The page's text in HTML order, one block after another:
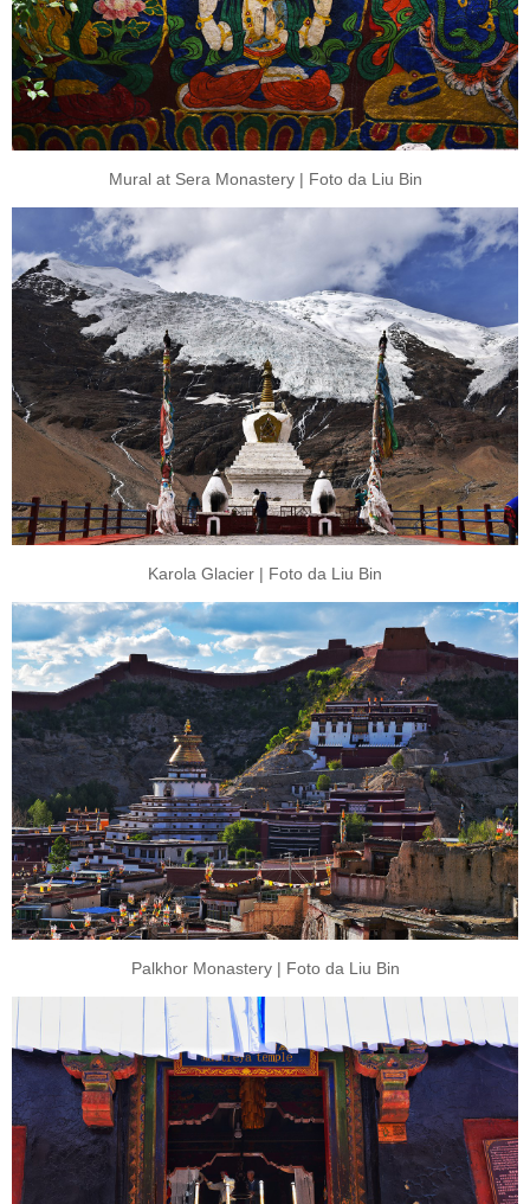
Mural at Sera Monastery | Foto da Liu Bin
Karola Glacier | Foto da Liu Bin
Palkhor Monastery | Foto da Liu Bin